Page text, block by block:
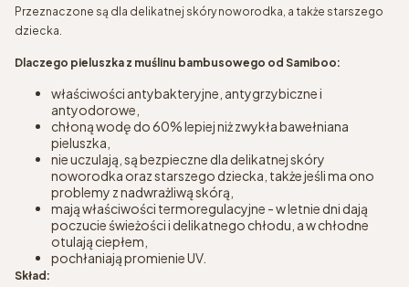
Przeznaczone są dla delikatnej skóry noworodka, a także starszego
dziecka.
Dlaczego pieluszka z muślinu bambusowego od Samiboo:
właściwości antybakteryjne, antygrzybiczne i
antyodorowe,
chłoną wodę do 60% lepiej niż zwykła bawełniana
pieluszka,
nie uczulają, są bezpieczne dla delikatnej skóry
noworodka oraz starszego dziecka, także jeśli ma ono
problemy z nadwrażliwą skórą,
mają właściwości termoregulacyjne - w letnie dni dają
poczucie świeżości i delikatnego chłodu, a w chłodne
otulają ciepłem,
pochłaniają promienie UV.
Skład: